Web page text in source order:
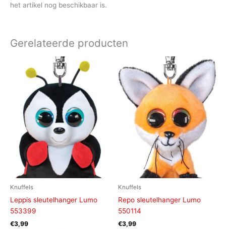
het artikel nog beschikbaar is.
Gerelateerde producten
Knuffels
Leppis sleutelhanger Lumo
553399
€3,99
Knuffels
Repo sleutelhanger Lumo
550114
€3,99